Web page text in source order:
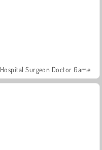
Hospital Surgeon Doctor Game